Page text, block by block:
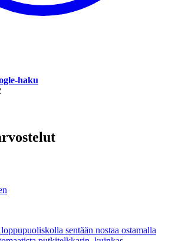
haku
sentään nostaa ostamalla